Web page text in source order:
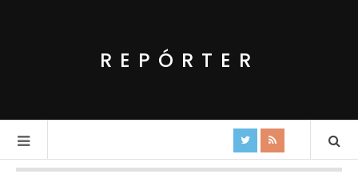
REPÓRTER